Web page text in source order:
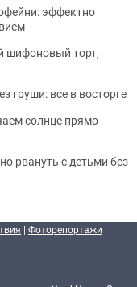
эффектно
шифоновый торт,
груши: все в восторге
солнце прямо
рвануть с детьми без
| Фоторепортажи |